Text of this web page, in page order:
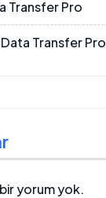
Transfer Pro
Transfer Pro
yorum yok.